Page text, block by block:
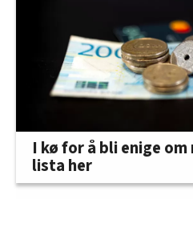
I kø for å bli enige
lista her